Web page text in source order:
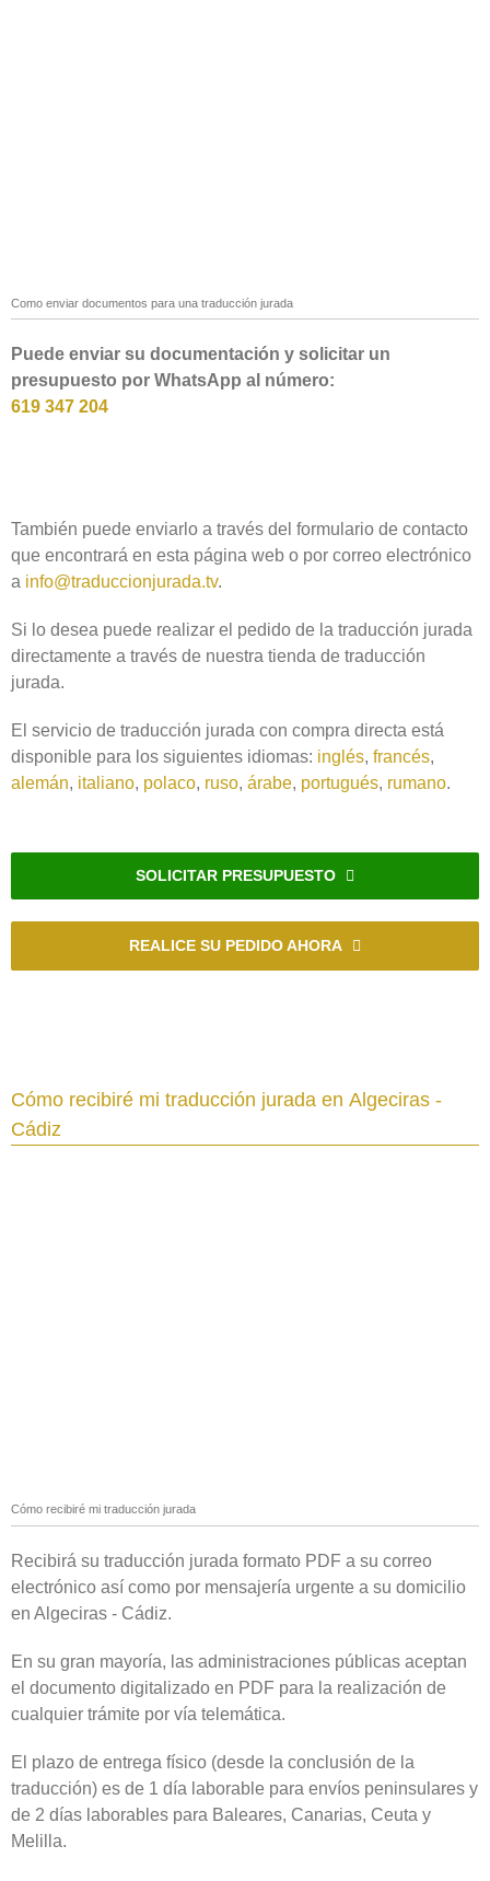
Como enviar documentos para una traducción jurada
Puede enviar su documentación y solicitar un
presupuesto por WhatsApp al número:
619 347 204
También puede enviarlo a través del formulario de contacto
que encontrará en esta página web o por correo electrónico
a info@traduccionjurada.tv.
Si lo desea puede realizar el pedido de la traducción jurada
directamente a través de nuestra tienda de traducción
jurada.
El servicio de traducción jurada con compra directa está
disponible para los siguientes idiomas: inglés, francés,
alemán, italiano, polaco, ruso, árabe, portugués, rumano.
SOLICITAR PRESUPUESTO
REALICE SU PEDIDO AHORA
Cómo recibiré mi traducción jurada en Algeciras -
Cádiz
Cómo recibiré mi traducción jurada
Recibirá su traducción jurada formato PDF a su correo
electrónico así como por mensajería urgente a su domicilio
en Algeciras - Cádiz.
En su gran mayoría, las administraciones públicas aceptan
el documento digitalizado en PDF para la realización de
cualquier trámite por vía telemática.
El plazo de entrega físico (desde la conclusión de la
traducción) es de 1 día laborable para envíos peninsulares y
de 2 días laborables para Baleares, Canarias, Ceuta y
Melilla.